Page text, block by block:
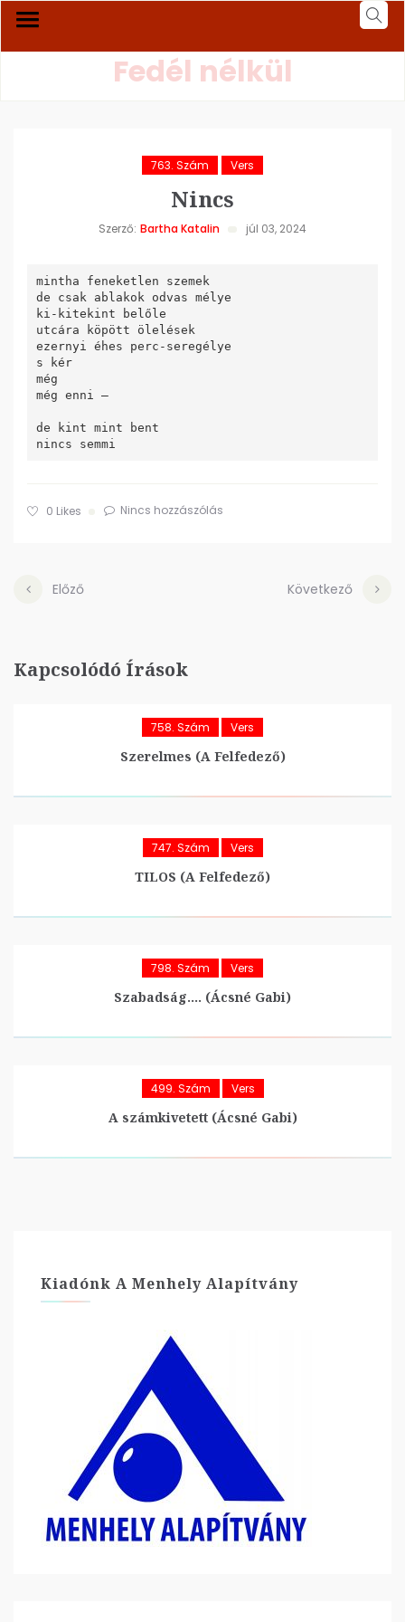
Fedél nélkül
763. Szám Vers
Nincs
Szerző: Bartha Katalin júl 03, 2024
mintha feneketlen szemek
de csak ablakok odvas mélye
ki-kitekint belőle
utcára köpött ölelések
ezernyi éhes perc-seregélye
s kér
még
még enni –
de kint mint bent
0 Likes Nincs hozzászólás
Előző Következő
Kapcsolódó Írások
758. Szám Vers
Szerelmes (A Felfedező)
747. Szám Vers
TILOS (A Felfedező)
798. Szám Vers
Szabadság…. (Ácsné Gabi)
499. Szám Vers
A számkivetett (Ácsné Gabi)
Kiadónk A Menhely Alapítvány